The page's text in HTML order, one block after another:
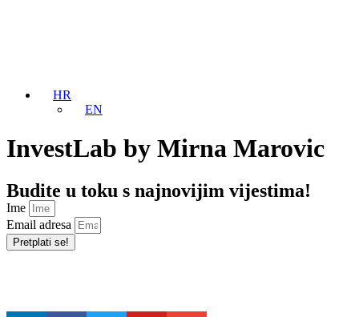
HR
EN
InvestLab by Mirna Marovic
Budite u toku s najnovijim vijestima!
Ime
Email adresa
Pretplati se!